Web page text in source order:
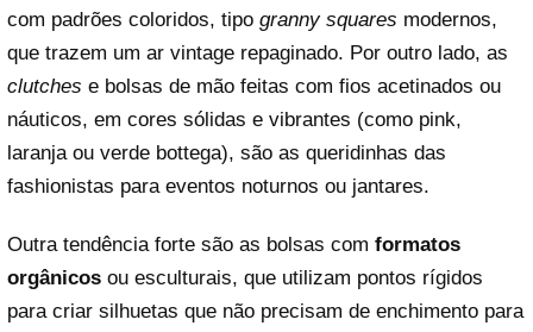
com padrões coloridos, tipo granny squares modernos,
que trazem um ar vintage repaginado. Por outro lado, as
clutches e bolsas de mão feitas com fios acetinados ou
náuticos, em cores sólidas e vibrantes (como pink,
laranja ou verde bottega), são as queridinhas das
fashionistas para eventos noturnos ou jantares.
Outra tendência forte são as bolsas com formatos
orgânicos ou esculturais, que utilizam pontos rígidos
para criar silhuetas que não precisam de enchimento para